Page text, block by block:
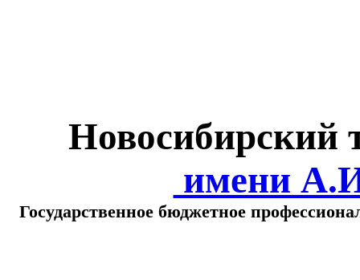
Новосибирский
имени
Государственное бюджетное